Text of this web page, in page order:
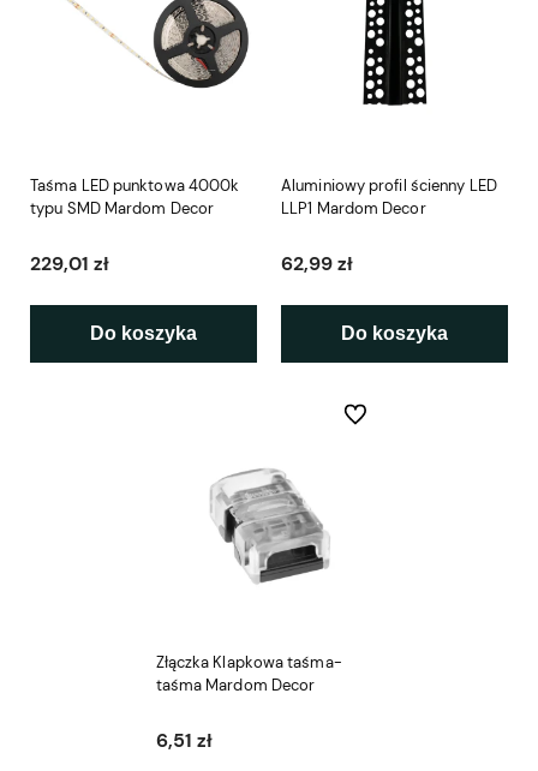
Taśma LED punktowa 4000k
typu SMD Mardom Decor
229,01 zł
Do koszyka
Aluminiowy profil ścienny LED
LLP1 Mardom Decor
62,99 zł
Do koszyka
Złączka Klapkowa taśma-
taśma Mardom Decor
6,51 zł
Do ulubionych